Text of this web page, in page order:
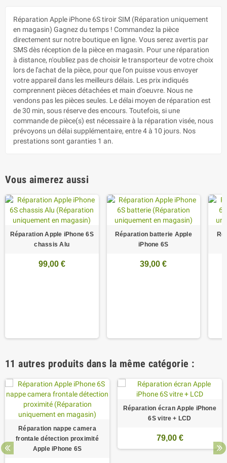
Réparation Apple iPhone 6S tiroir SIM (Réparation uniquement
en magasin) Gagnez du temps ! Commandez la pièce
directement sur notre boutique en ligne. Vous serez avertis par
SMS dès réception de la pièce en magasin. Pour une réparation
à distance, n'oubliez pas de choisir le transporteur de votre choix
lors de l'achat de la pièce, pour que l'on puisse vous envoyer
votre appareil dans les meilleurs délais. Les prix indiqués
comprennent pièces détachées et main d’oeuvre. Nous ne
vendons pas les pièces seules. Le délai moyen de réparation est
de 30 min, sous réserve des encours. Toutefois, si une
commande de pièce(s) est nécessaire à la réparation visée, nous
prévoyons un délai supplémentaire, entre 4 à 10 jours. Nos
prestations sont garanties 1 an.
Vous aimerez aussi
Réparation Apple iPhone 6S
chassis Alu
99,00 €
Réparation batterie Apple
iPhone 6S
39,00 €
11 autres produits dans la même catégorie :
Réparation nappe camera
frontale détection proximité
Apple iPhone 6S
Réparation écran Apple iPhone
6S vitre + LCD
79,00 €